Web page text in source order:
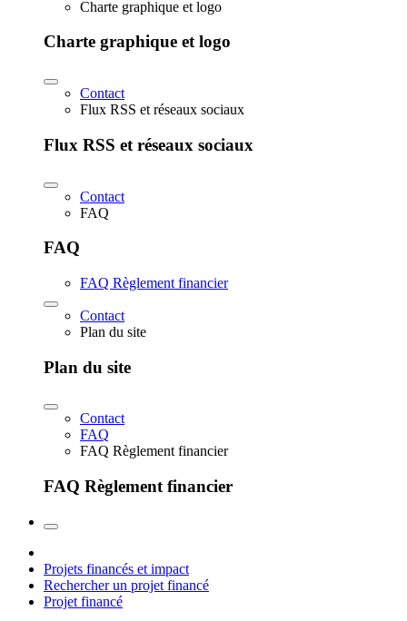
Charte graphique et logo
Charte graphique et logo
Contact
Flux RSS et réseaux sociaux
Flux RSS et réseaux sociaux
Contact
FAQ
FAQ
FAQ Règlement financier
Contact
Plan du site
Plan du site
Contact
FAQ
FAQ Règlement financier
FAQ Règlement financier
Projets financés et impact
Rechercher un projet financé
Projet financé